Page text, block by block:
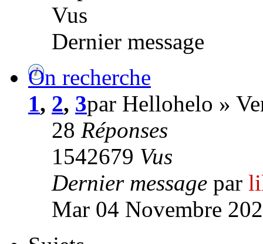
Vus
Dernier message
On recherche
1, 2, 3par Hellohelo »
28 Réponses
1542679 Vus
Dernier message par
Mar 04 Novembre